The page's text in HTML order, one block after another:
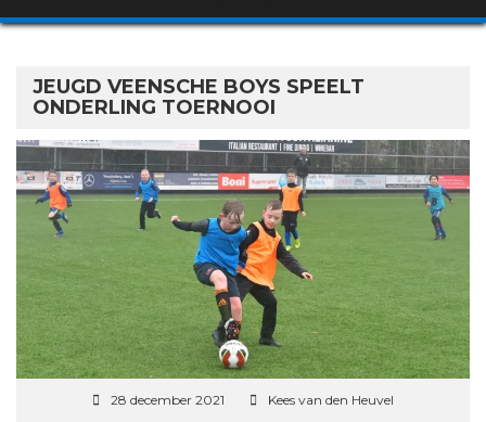
JEUGD VEENSCHE BOYS SPEELT
ONDERLING TOERNOOI
28 december 2021
Kees van den Heuvel